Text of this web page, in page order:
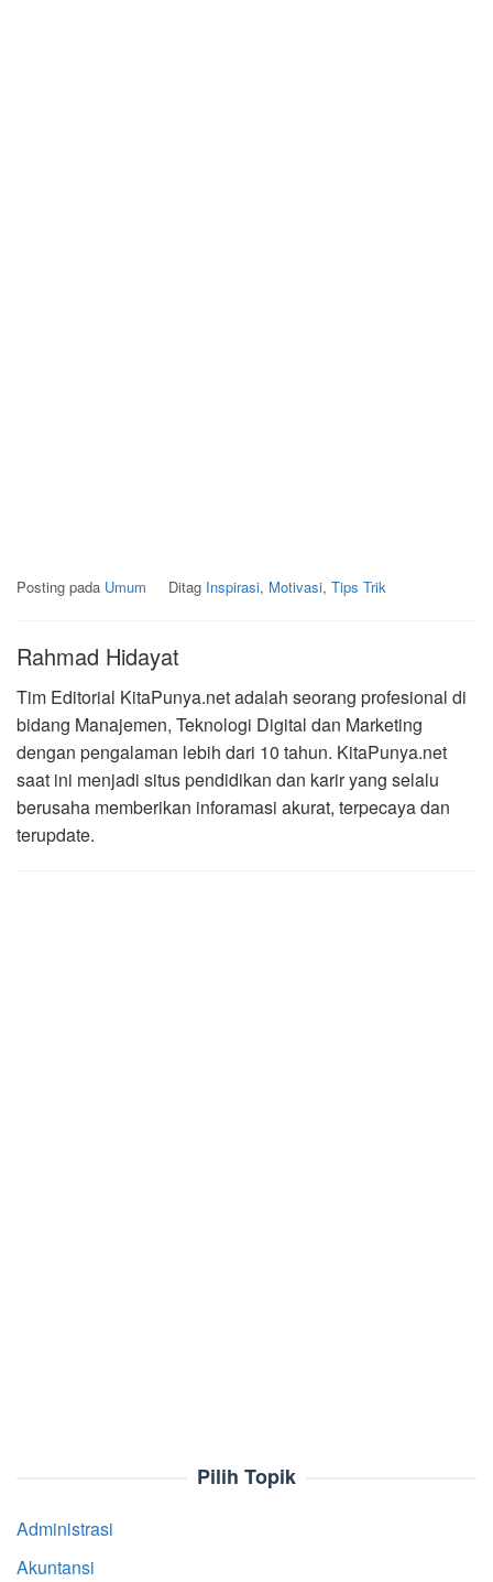
Posting pada Umum Ditag Inspirasi, Motivasi, Tips Trik
Rahmad Hidayat
Tim Editorial KitaPunya.net adalah seorang profesional di
bidang Manajemen, Teknologi Digital dan Marketing
dengan pengalaman lebih dari 10 tahun. KitaPunya.net
saat ini menjadi situs pendidikan dan karir yang selalu
berusaha memberikan inforamasi akurat, terpecaya dan
terupdate.
Pilih Topik
Administrasi
Akuntansi